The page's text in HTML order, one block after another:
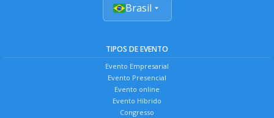
Brasil
TIPOS DE EVENTO
Evento Empresarial
Evento Presencial
Evento online
Evento Híbrido
Congresso